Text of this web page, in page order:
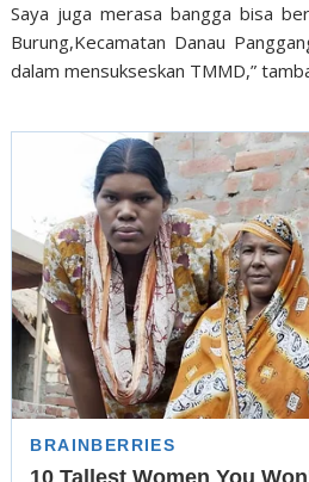
Saya juga merasa bangga bisa
Burung,Kecamatan Danau
dalam mensukseskan TMMD,”